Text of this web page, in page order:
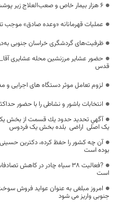
۶ هزار بیمار خاص و صعب‌العلاج زیر پوشش کمیته امداد خراسان جنوبی
عملیات قهرمانانه «وعده صادق» موجب
ظرفیت‌های گردشگری خراسان جنوبی
حضور عشایر مرزنشین محله عشایری
قدس
لزوم تعامل موثر دستگاه های اجرایی و
انتخابات باشور و نشاطی را با حضور
آگهي تحديد حدود يك قسمت از بخش
یک اصلی اراضی بلده بخش یک فردوس
آن چه کشور را حفظ کرده، دکترین
بوده است
?فعالیت 38 سیاه چادر در کاهش
است
امروز مبلغی به عنوان عواید فروش
جنوبی واریز می شود